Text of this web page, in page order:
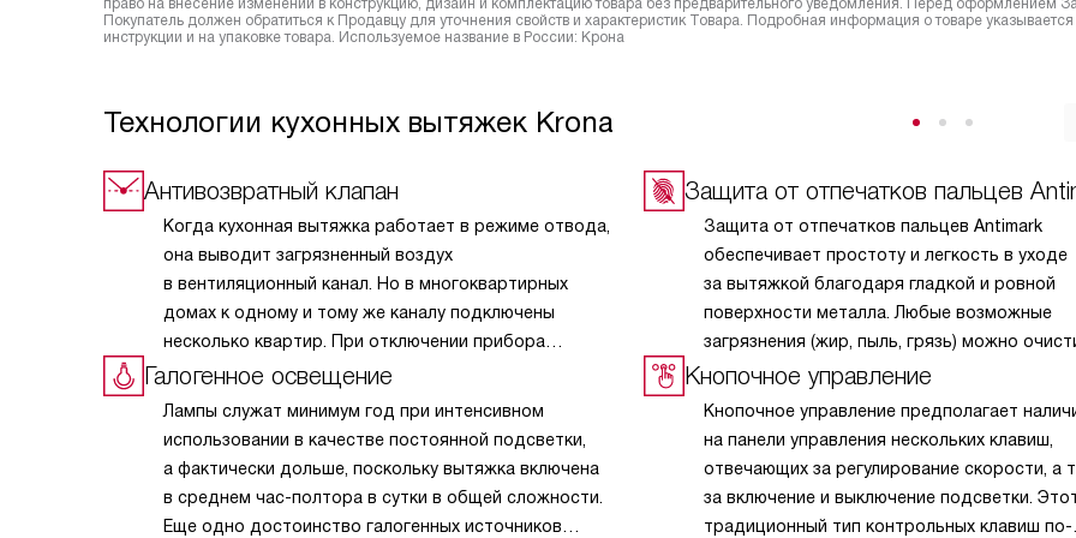
право на внесение изменений в конструкцию, дизайн и комплектацию товара без предварительного уведомления. Перед оформлением
Покупатель должен обратиться к Продавцу для уточнения свойств и характеристик Товара. Подробная информация о товаре указывается
инструкции и на упаковке товара. Используемое название в России: Крона
Технологии кухонных вытяжек Krona
Антивозвратный клапан
Когда кухонная вытяжка работает в режиме отвода,
она выводит загрязненный воздух
в вентиляционный канал. Но в многоквартирных
домах к одному и тому же каналу подключены
несколько квартир. При отключении прибора
возникает так называемый эффект обратной тяги,
Галогенное освещение
Лампы служат минимум год при интенсивном
использовании в качестве постоянной подсветки,
а фактически дольше, поскольку вытяжка включена
в среднем час-полтора в сутки в общей сложности.
Еще одно достоинство галогенных источников
Защита от отпечатков пальцев
Защита от отпечатков пальцев Antimark
обеспечивает простоту и легкость в уходе
за вытяжкой благодаря гладкой и ровной
поверхности металла. Любые возможные
загрязнения (жир, пыль, грязь) можно
быстро и просто без дополнительных
Кнопочное управление
Кнопочное управление предполагает
на панели управления нескольких клавиш,
отвечающих за регулирование скорости, а
за включение и выключение подсветки.
традиционный тип контрольных клавиш по-